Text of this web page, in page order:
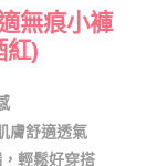
交帳款。
，商店將以您的個人
蒐集、處理及利用，
顯示為準，若有關於
繫「AFTEE先享後付
後付」服務完成之交
相關給付款項請求債
送狀態為主。
狀態為主。※
無痕小褲
紅)
膚舒適透氣
輕鬆好穿搭